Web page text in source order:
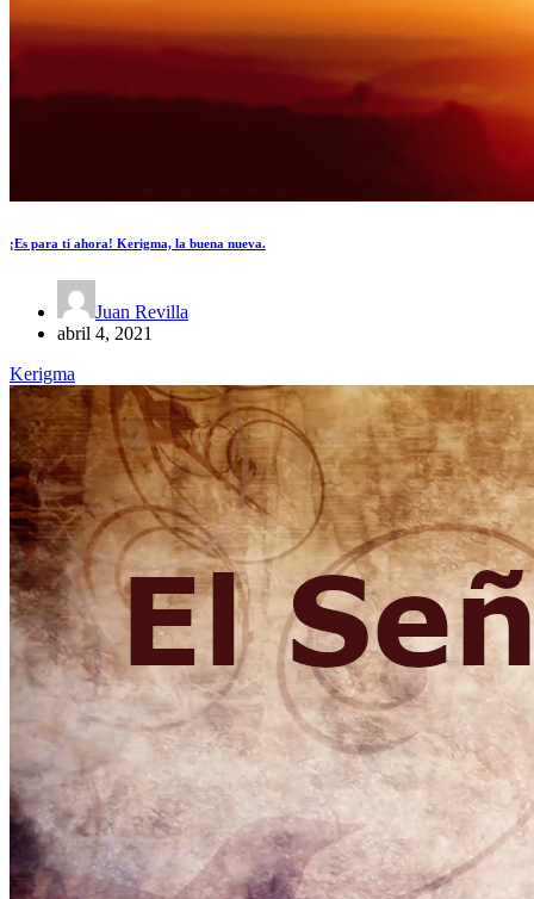
¡Es para ti ahora! Kerigma, la buena nueva.
Juan Revilla
abril 4, 2021
Kerigma